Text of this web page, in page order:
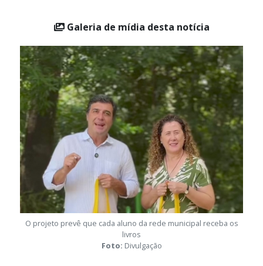
O projeto prevê que cada aluno da rede municipal receba os
livros